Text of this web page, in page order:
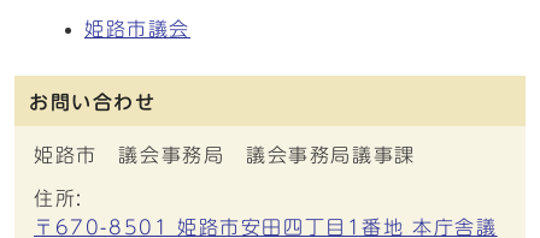
姫路市議会
お問い合わせ
姫路市 議会事務局 議会事務局議事課
住所:
〒670-8501 姫路市安田四丁目1番地 本庁舎議